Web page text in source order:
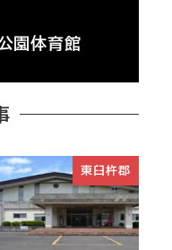
園体育館
東臼杵郡